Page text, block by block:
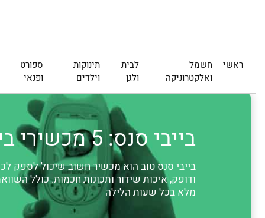
ראשי
חשמל
ואלקטרוניקה
לבית
ולגן
תינוקות
וילדים
ספורט
ופנאי
בייבי סנס: 5 מכשירי בייבי סנס מומלצים (מעודכן 2026)
בייבי סנס טוב הוא מכשיר חשוב שיכול לספק
ודופק, איכות שידור ותכונות חכמות. כולל
מלא בכל שעות הלילה